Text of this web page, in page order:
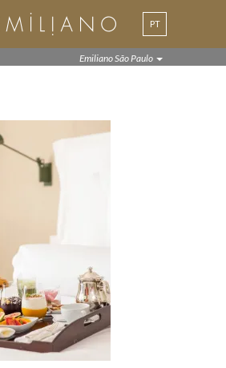
PT
Emiliano São Paulo